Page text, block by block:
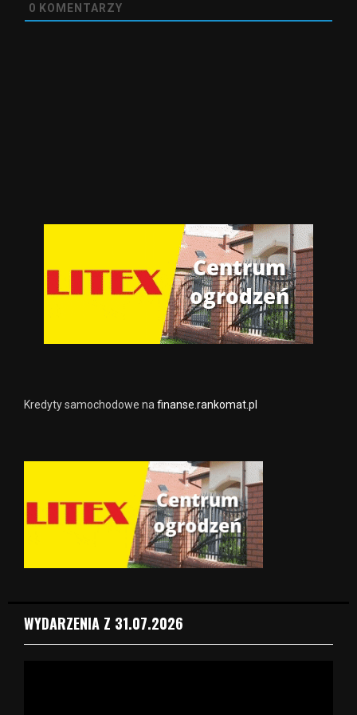
0 KOMENTARZY
Kredyty samochodowe nafinanse.rankomat.pl
WYDARZENIA Z 31.07.2026